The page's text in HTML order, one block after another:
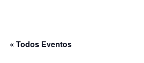
« Todos Eventos